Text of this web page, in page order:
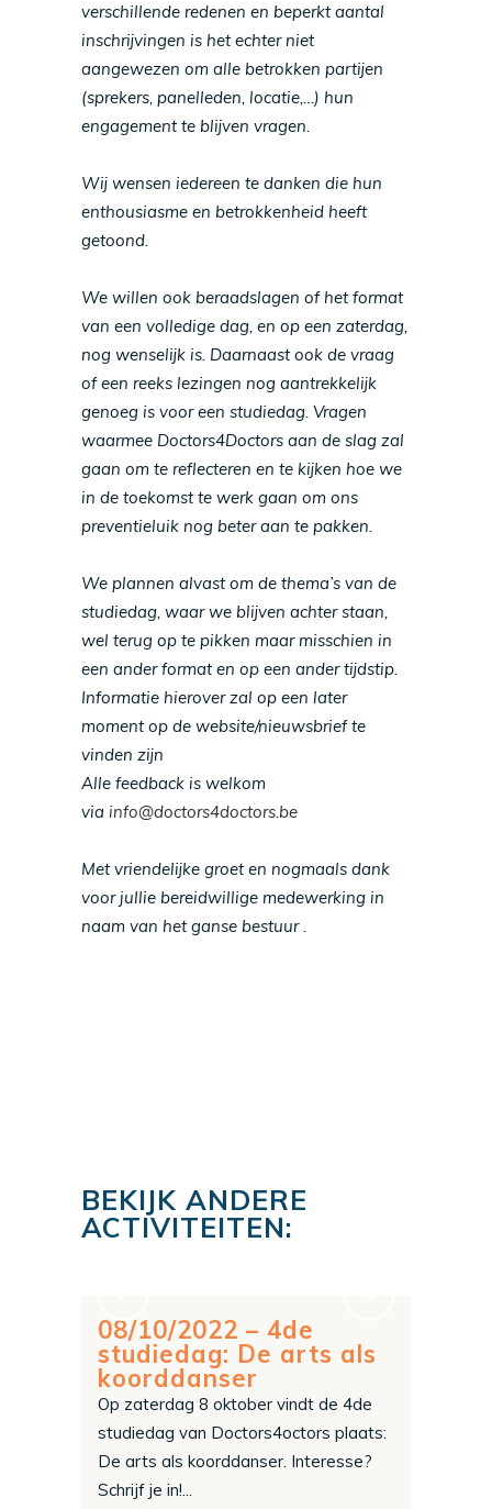
verschillende redenen en beperkt aantal
inschrijvingen is het echter niet
aangewezen om alle betrokken partijen
(sprekers, panelleden, locatie,…) hun
engagement te blijven vragen.
Wij wensen iedereen te danken die hun
enthousiasme en betrokkenheid heeft
getoond.
We willen ook beraadslagen of het format
van een volledige dag, en op een zaterdag,
nog wenselijk is. Daarnaast ook de vraag
of een reeks lezingen nog aantrekkelijk
genoeg is voor een studiedag. Vragen
waarmee Doctors4Doctors aan de slag zal
gaan om te reflecteren en te kijken hoe we
in de toekomst te werk gaan om ons
preventieluik nog beter aan te pakken.
We plannen alvast om de thema’s van de
studiedag, waar we blijven achter staan,
wel terug op te pikken maar misschien in
een ander format en op een ander tijdstip.
Informatie hierover zal op een later
moment op de website/nieuwsbrief te
vinden zijn
Alle feedback is welkom
via info@doctors4doctors.be
Met vriendelijke groet en nogmaals dank
voor jullie bereidwillige medewerking in
naam van het ganse bestuur .
BEKIJK ANDERE
ACTIVITEITEN:
08/10/2022 – 4de
studiedag: De arts als
koorddanser
Op zaterdag 8 oktober vindt de 4de
studiedag van Doctors4octors plaats:
De arts als koorddanser. Interesse?
Schrijf je in!...